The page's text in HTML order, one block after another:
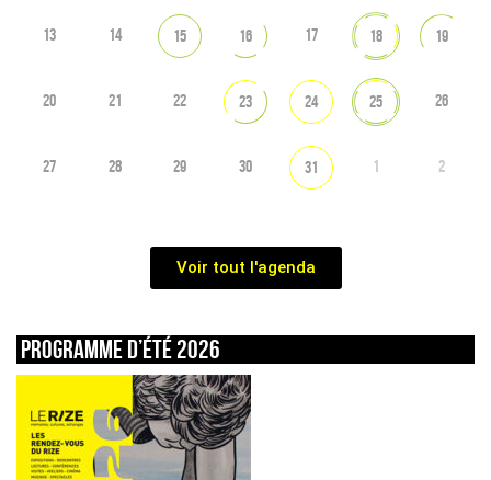
13 14 15 16 17 18 19
20 21 22 23 24 25 26
27 28 29 30 31 1 2
Voir tout l'agenda
Programme d’été 2026